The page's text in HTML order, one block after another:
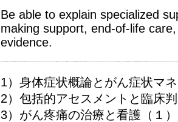
Be able to explain specialized
making support, end-of-life
evidence.
1）身体症状概論とがん症状マ
2）包括的アセスメントと臨床
3）がん疼痛の治療と看護（１）